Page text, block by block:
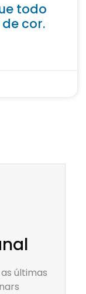
todo
cor.
últimas